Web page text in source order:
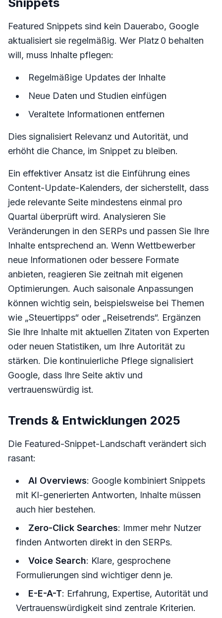
Featured Snippets sind kein Dauerabo, Google
aktualisiert sie regelmäßig. Wer Platz 0 behalten
will, muss Inhalte pflegen:
Regelmäßige Updates der Inhalte
Neue Daten und Studien einfügen
Veraltete Informationen entfernen
Dies signalisiert Relevanz und Autorität, und
erhöht die Chance, im Snippet zu bleiben.
Ein effektiver Ansatz ist die Einführung eines
Content-Update-Kalenders, der sicherstellt, dass
jede relevante Seite mindestens einmal pro
Quartal überprüft wird. Analysieren Sie
Veränderungen in den SERPs und passen Sie Ihre
Inhalte entsprechend an. Wenn Wettbewerber
neue Informationen oder bessere Formate
anbieten, reagieren Sie zeitnah mit eigenen
Optimierungen. Auch saisonale Anpassungen
können wichtig sein, beispielsweise bei Themen
wie „Steuertipps“ oder „Reisetrends“. Ergänzen
Sie Ihre Inhalte mit aktuellen Zitaten von Experten
oder neuen Statistiken, um Ihre Autorität zu
stärken. Die kontinuierliche Pflege signalisiert
Google, dass Ihre Seite aktiv und
vertrauenswürdig ist.
Trends & Entwicklungen 2025
Die Featured-Snippet-Landschaft verändert sich
rasant:
AI Overviews: Google kombiniert Snippets
mit KI-generierten Antworten, Inhalte müssen
auch hier bestehen.
Zero-Click Searches: Immer mehr Nutzer
finden Antworten direkt in den SERPs.
Voice Search: Klare, gesprochene
Formulierungen sind wichtiger denn je.
E-E-A-T: Erfahrung, Expertise, Autorität und
Vertrauenswürdigkeit sind zentrale Kriterien.